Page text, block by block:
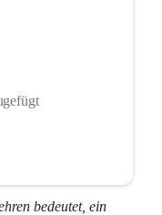
bedeutet, ein